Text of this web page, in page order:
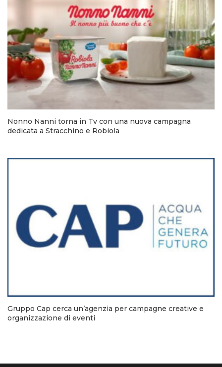
Nonno Nanni torna in Tv con una nuova campagna
dedicata a Stracchino e Robiola
Gruppo Cap cerca un’agenzia per campagne creative e
organizzazione di eventi